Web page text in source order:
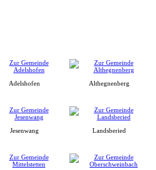
Adelshofen Althegnenberg
Jesenwang Landsberied